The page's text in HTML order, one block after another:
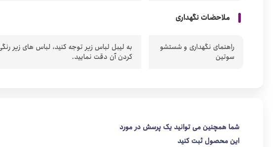
ملاحضات نگهداری
راهنمای نگهداری و شستشو
سوتین
به لیبل لباس زیر توجه کنید، لباس های زیر
کردن آن دقت نمایید.
شما همچنین می توانید یک پرسش در مورد
این محصول ثبت کنید